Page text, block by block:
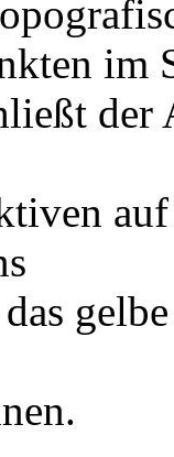
im